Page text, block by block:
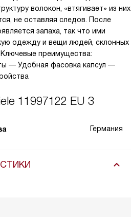
волокон, «втягивает» из них
не оставляя следов. После
запаха, так что ими
одежду и вещи людей, склонных
преимущества:
— Удобная фасовка капсул —
11997122 EU 3
Германия